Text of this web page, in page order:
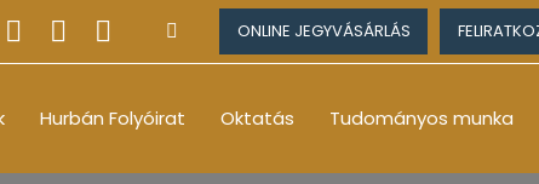
ONLINE JEGYVÁSÁRLÁS
Hurbán Folyóirat Oktatás Tudományos munka